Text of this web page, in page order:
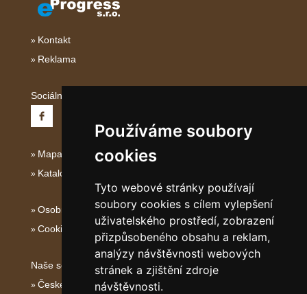
Používáme soubory
cookies
Tyto webové stránky používají
soubory cookies s cílem vylepšení
uživatelského prostředí, zobrazení
přizpůsobeného obsahu a reklam,
analýzy návštěvnosti webových
stránek a zjištění zdroje
návštěvnosti.
Kontakt
Reklama
Sociální sítě:
Mapa serveru Severní Itálie
Katalog ubytování
Osobní údaje
Cookies
Naše servery:
České hory